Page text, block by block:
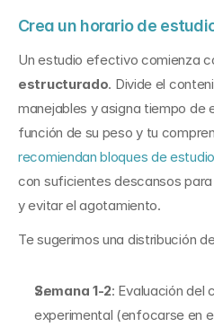
Crea un horario de
Un estudio efectivo comienza
estructurado. Divide el
manejables y asigna tiempo de
función de su peso y tu
recomiendan bloques de
con suficientes descansos
y evitar el agotamiento.
Te sugerimos una distribución
Semana 1-2: Evaluación del
experimental (enfocarse en